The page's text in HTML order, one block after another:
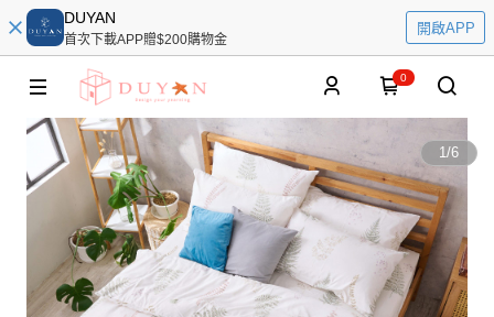
DUYAN
首次下載APP贈$200購物金
開啟APP
0
1/6